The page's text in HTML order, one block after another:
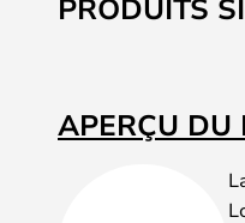
PRODUITS
APERÇU DU